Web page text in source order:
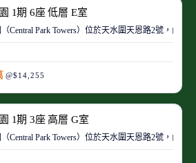
1期 6座 低層 E室
Central Park Towers）位於天水圍天恩路2號，由
@$14,255
1期 3座 高層 G室
Central Park Towers）位於天水圍天恩路2號，由